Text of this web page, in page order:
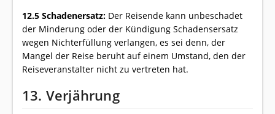
12.5 Schadenersatz: Der Reisende kann unbeschadet
der Minderung oder der Kündigung Schadensersatz
wegen Nichterfüllung verlangen, es sei denn, der
Mangel der Reise beruht auf einem Umstand, den der
Reiseveranstalter nicht zu vertreten hat.
13. Verjährung